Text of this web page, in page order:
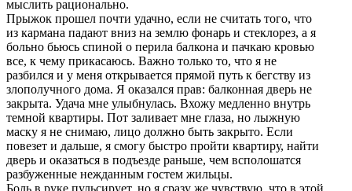
мыслить рационально.
Прыжок прошел почти удачно, если не считать того, что
из кармана падают вниз на землю фонарь и стеклорез, а я
больно бьюсь спиной о перила балкона и пачкаю кровью
все, к чему прикасаюсь. Важно только то, что я не
разбился и у меня открывается прямой путь к бегству из
злополучного дома. Я оказался прав: балконная дверь не
закрыта. Удача мне улыбнулась. Вхожу медленно внутрь
темной квартиры. Пот заливает мне глаза, но лыжную
маску я не снимаю, лицо должно быть закрыто. Если
повезет и дальше, я смогу быстро пройти квартиру, найти
дверь и оказаться в подъезде раньше, чем всполошатся
разбуженные нежданным гостем жильцы.
Боль в руке пульсирует, но я сразу же чувствую, что в этой